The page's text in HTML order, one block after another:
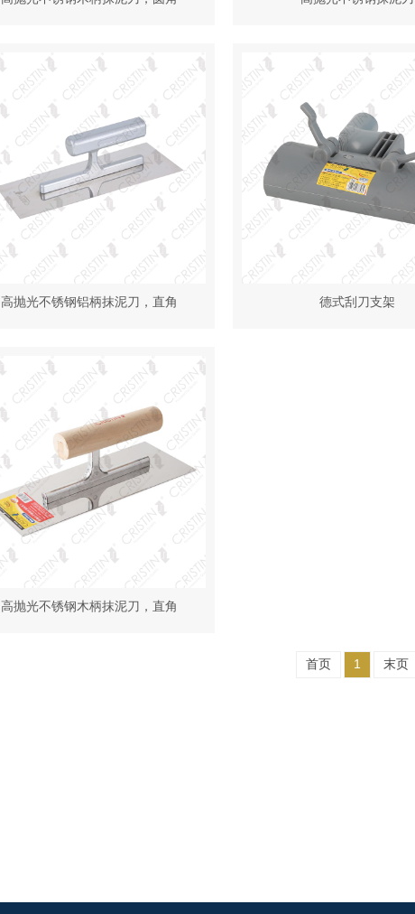
高抛光不锈钢铝柄抹泥刀，直角 德式刮刀支架
高抛光不锈钢木柄抹泥刀，直角
首页 1 末页